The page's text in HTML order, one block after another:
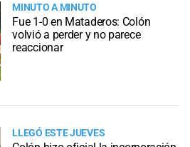
MINUTO A MINUTO
Fue 1-0 en Mataderos: Colón
volvió a perder y no parece
reaccionar
LLEGÓ ESTE JUEVES